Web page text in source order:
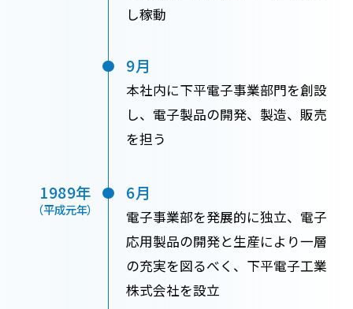
し稼動
9月
本社内に下平電子事業部門を創設
し、電子製品の開発、製造、販売
を担う
1989年
（平成元年）
6月
電子事業部を発展的に独立、電子
応用製品の開発と生産により一層
の充実を図るべく、下平電子工業
株式会社を設立